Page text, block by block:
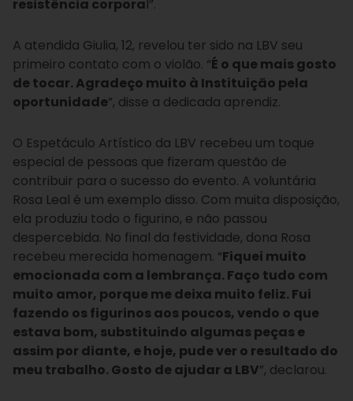
resistência corporal”.
A atendida Giulia, 12, revelou ter sido na LBV seu
primeiro contato com o violão. “É o que mais gosto
de tocar. Agradeço muito à Instituição pela
oportunidade”, disse a dedicada aprendiz.
O Espetáculo Artístico da LBV recebeu um toque
especial de pessoas que fizeram questão de
contribuir para o sucesso do evento. A voluntária
Rosa Leal é um exemplo disso. Com muita disposição,
ela produziu todo o figurino, e não passou
despercebida. No final da festividade, dona Rosa
recebeu merecida homenagem. “Fiquei muito
emocionada com a lembrança. Faço tudo com
muito amor, porque me deixa muito feliz. Fui
fazendo os figurinos aos poucos, vendo o que
estava bom, substituindo algumas peças e
assim por diante, e hoje, pude ver o resultado do
meu trabalho. Gosto de ajudar a LBV”, declarou.